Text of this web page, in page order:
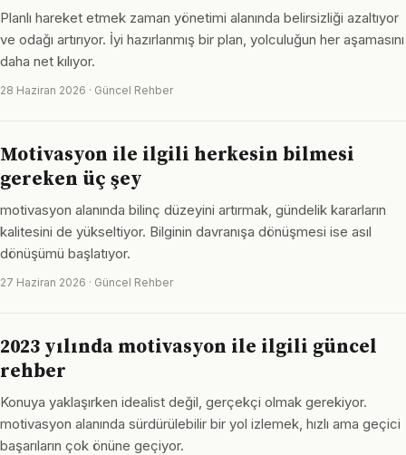
Planlı hareket etmek zaman yönetimi alanında belirsizliği azaltıyor
ve odağı artırıyor. İyi hazırlanmış bir plan, yolculuğun her aşamasını
daha net kılıyor.
28 Haziran 2026 · Güncel Rehber
Motivasyon ile ilgili herkesin bilmesi
gereken üç şey
motivasyon alanında bilinç düzeyini artırmak, gündelik kararların
kalitesini de yükseltiyor. Bilginin davranışa dönüşmesi ise asıl
dönüşümü başlatıyor.
27 Haziran 2026 · Güncel Rehber
2023 yılında motivasyon ile ilgili güncel
rehber
Konuya yaklaşırken idealist değil, gerçekçi olmak gerekiyor.
motivasyon alanında sürdürülebilir bir yol izlemek, hızlı ama geçici
başarıların çok önüne geçiyor.